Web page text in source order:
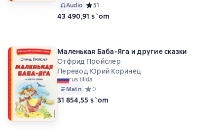
Audio Средний рейтинг 5 на основе 1 оценок
51
43 490,91 s`om
Маленькая Баба-Яга и другие сказки
Отфрид Пройслер
Перевод Юрий Коринец
rus tilida
Matn Средний рейтинг 0 на основе 0 оценок
0
31 854,55 s`om